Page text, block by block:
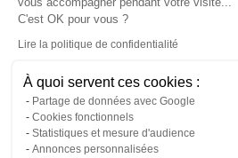
drainantet affichée en photo est le
allées et venues de
Nécessairement inébranlable
utilisation durable, le revêtement
C'est OK pour vous ?
Lire la politique de confidentialité
À quoi servent ces cookies :
Partage de données avec Google
Cookies fonctionnels
Statistiques et mesure d'audience
Annonces personnalisées